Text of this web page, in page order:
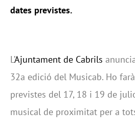
dates previstes.
L’Ajuntament de Cabrils
32a edició del Musicab. Ho
previstes del 17, 18 i 19 de
musical de proximitat per a